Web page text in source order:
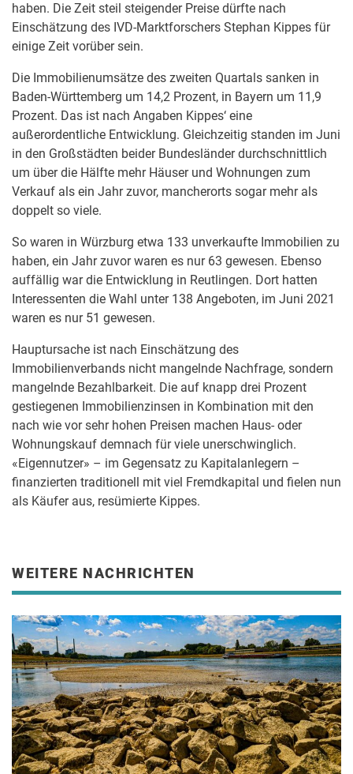
haben. Die Zeit steil steigender Preise dürfte nach
Einschätzung des IVD-Marktforschers Stephan Kippes für
einige Zeit vorüber sein.
Die Immobilienumsätze des zweiten Quartals sanken in
Baden-Württemberg um 14,2 Prozent, in Bayern um 11,9
Prozent. Das ist nach Angaben Kippes‘ eine
außerordentliche Entwicklung. Gleichzeitig standen im Juni
in den Großstädten beider Bundesländer durchschnittlich
um über die Hälfte mehr Häuser und Wohnungen zum
Verkauf als ein Jahr zuvor, mancherorts sogar mehr als
doppelt so viele.
So waren in Würzburg etwa 133 unverkaufte Immobilien zu
haben, ein Jahr zuvor waren es nur 63 gewesen. Ebenso
auffällig war die Entwicklung in Reutlingen. Dort hatten
Interessenten die Wahl unter 138 Angeboten, im Juni 2021
waren es nur 51 gewesen.
Hauptursache ist nach Einschätzung des
Immobilienverbands nicht mangelnde Nachfrage, sondern
mangelnde Bezahlbarkeit. Die auf knapp drei Prozent
gestiegenen Immobilienzinsen in Kombination mit den
nach wie vor sehr hohen Preisen machen Haus- oder
Wohnungskauf demnach für viele unerschwinglich.
«Eigennutzer» – im Gegensatz zu Kapitalanlegern –
finanzierten traditionell mit viel Fremdkapital und fielen nun
als Käufer aus, resümierte Kippes.
WEITERE NACHRICHTEN